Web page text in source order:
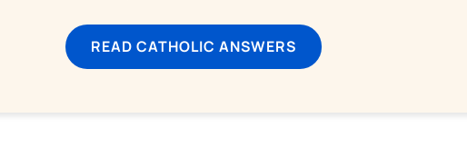
READ CATHOLIC ANSWERS